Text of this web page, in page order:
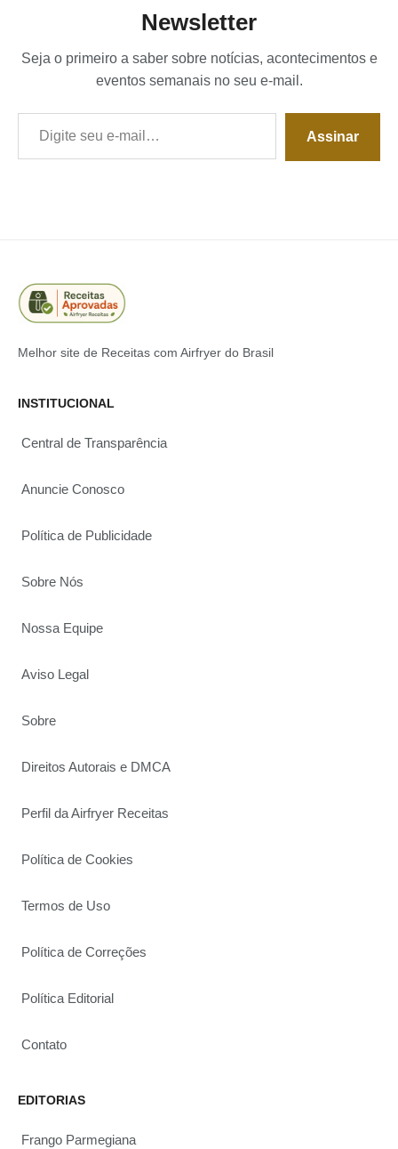
Newsletter
Seja o primeiro a saber sobre notícias, acontecimentos e
eventos semanais no seu e-mail.
Digite seu e-mail…
Assinar
Melhor site de Receitas com Airfryer do Brasil
INSTITUCIONAL
Central de Transparência
Anuncie Conosco
Política de Publicidade
Sobre Nós
Nossa Equipe
Aviso Legal
Sobre
Direitos Autorais e DMCA
Perfil da Airfryer Receitas
Política de Cookies
Termos de Uso
Política de Correções
Política Editorial
Contato
EDITORIAS
Frango Parmegiana